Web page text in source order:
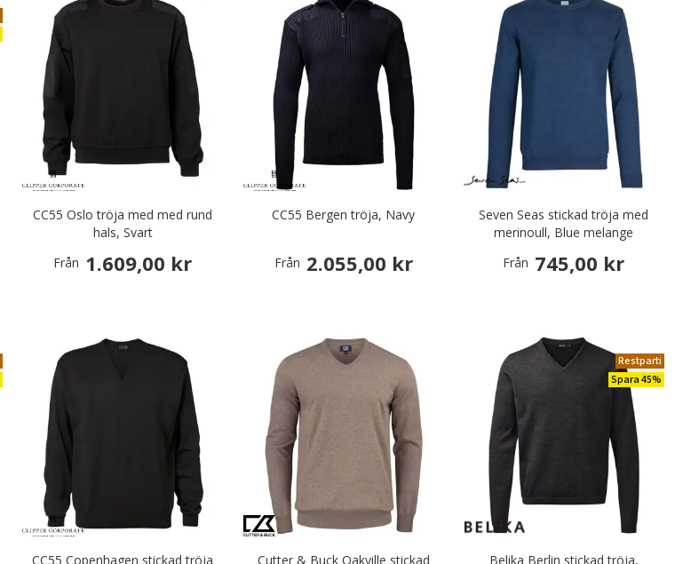
CC55 Oslo tröja med med rund
hals, Svart
Från 1.609,00 kr
CC55 Bergen tröja, Navy
Från 2.055,00 kr
Seven Seas stickad tröja med
merinoull, Blue melange
Från 745,00 kr
CC55 Copenhagen stickad tröja Cutter & Buck Oakville stickad
Restparti
Spara 45%
Belika Berlin stickad tröja,